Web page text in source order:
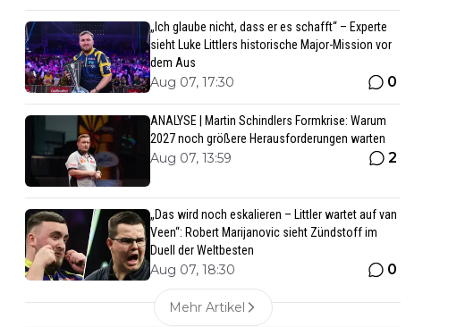
„Ich glaube nicht, dass er es schafft“ – Experte
sieht Luke Littlers historische Major-Mission vor
dem Aus
Aug 07, 17:30 0
ANALYSE | Martin Schindlers Formkrise: Warum
2027 noch größere Herausforderungen warten
Aug 07, 13:59 2
„Das wird noch eskalieren – Littler wartet auf van
Veen“: Robert Marijanovic sieht Zündstoff im
Duell der Weltbesten
Aug 07, 18:30 0
Mehr Artikel